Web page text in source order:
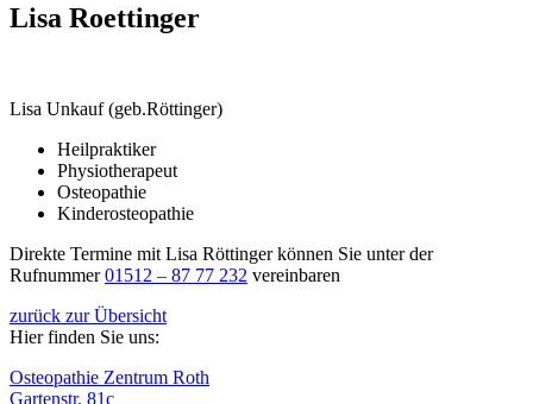
Lisa Roettinger
Lisa Unkauf (geb.Röttinger)
Heilpraktiker
Physiotherapeut
Osteopathie
Kinderosteopathie
Direkte Termine mit Lisa Röttinger können Sie unter der
Rufnummer01512 – 87 77 232 vereinbaren
zurück zur Übersicht
Hier finden Sie uns:
Osteopathie Zentrum Roth
Gartenstr. 81c